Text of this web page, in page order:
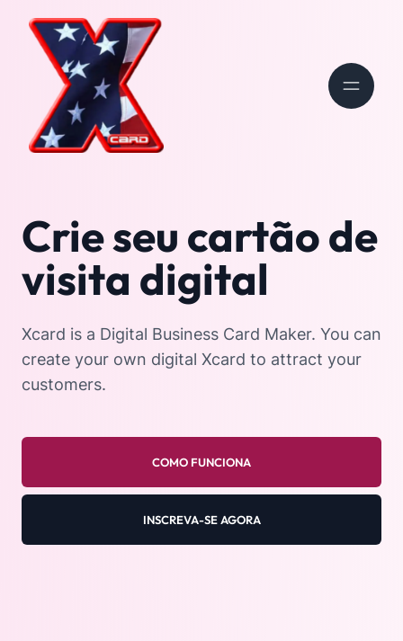
Crie seu cartão de
visita digital
Xcard is a Digital Business Card Maker. You can
create your own digital Xcard to attract your
customers.
COMO FUNCIONA
INSCREVA-SE AGORA